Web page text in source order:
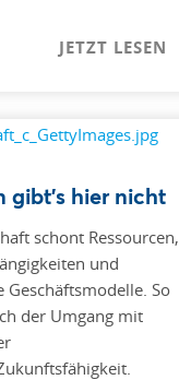
JETZT LESEN
gibt’s hier nicht
schont Ressourcen,
und
Geschäftsmodelle. So
der Umgang mit